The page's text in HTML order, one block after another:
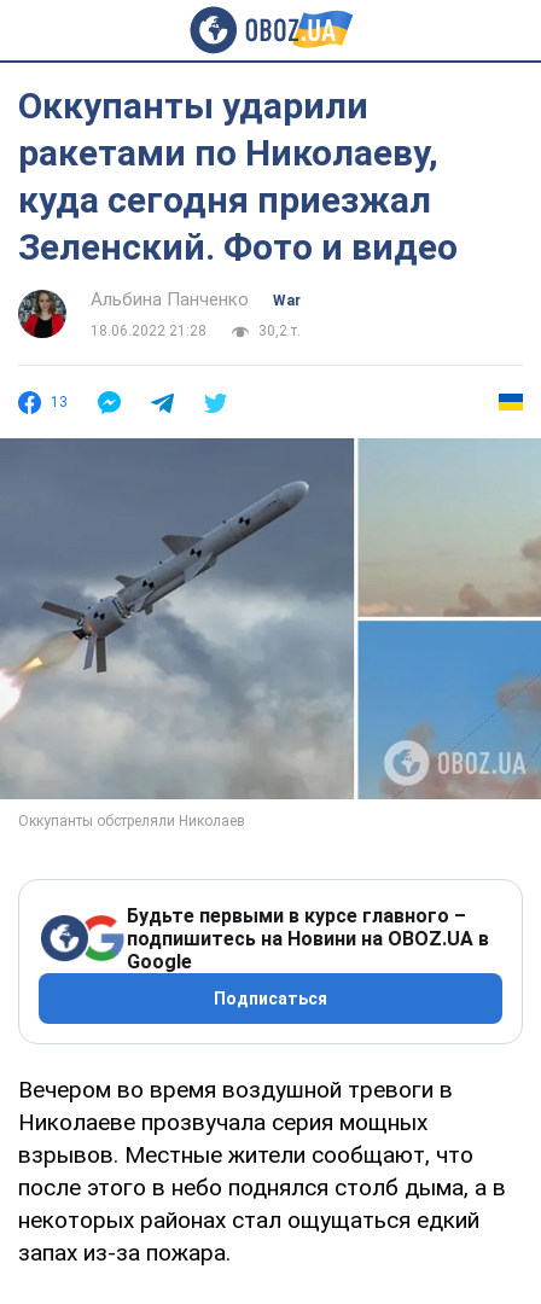
Оккупанты ударили
ракетами по Николаеву,
куда сегодня приезжал
Зеленский. Фото и видео
Альбина Панченко
War
18.06.2022 21:28
30,2 т.
13
Будьте первыми в курсе главного –
подпишитесь на Новини на OBOZ.UA в
Google
Подписаться
Вечером во время воздушной тревоги в
Николаеве прозвучала серия мощных
взрывов. Местные жители сообщают, что
после этого в небо поднялся столб дыма, а в
некоторых районах стал ощущаться едкий
запах из-за пожара.